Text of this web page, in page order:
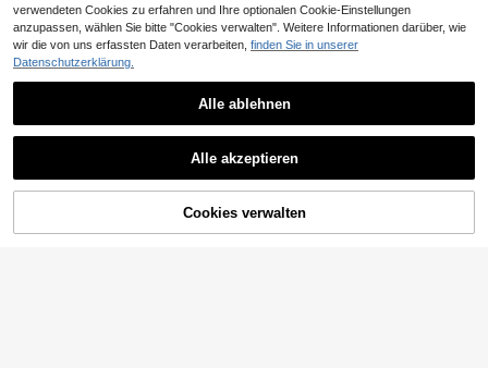
ZUM WARENKORB HINZUFÜGEN
verwendeten Cookies zu erfahren und Ihre optionalen Cookie-Einstellungen
anzupassen, wählen Sie bitte "Cookies verwalten". Weitere Informationen darüber, wie
wir die von uns erfassten Daten verarbeiten, finden Sie in unserer
Datenschutzerklärung.
Alle ablehnen
Alle akzeptieren
Cookies verwalten